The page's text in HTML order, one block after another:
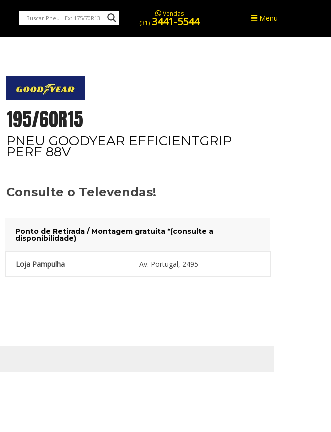
Vendas
(31) 3441-5544 Menu
195/60R15
PNEU GOODYEAR EFFICIENTGRIP
PERF 88V
Consulte o Televendas!
Ponto de Retirada / Montagem gratuita *(consulte a
disponibilidade)
Loja Pampulha Av. Portugal, 2495